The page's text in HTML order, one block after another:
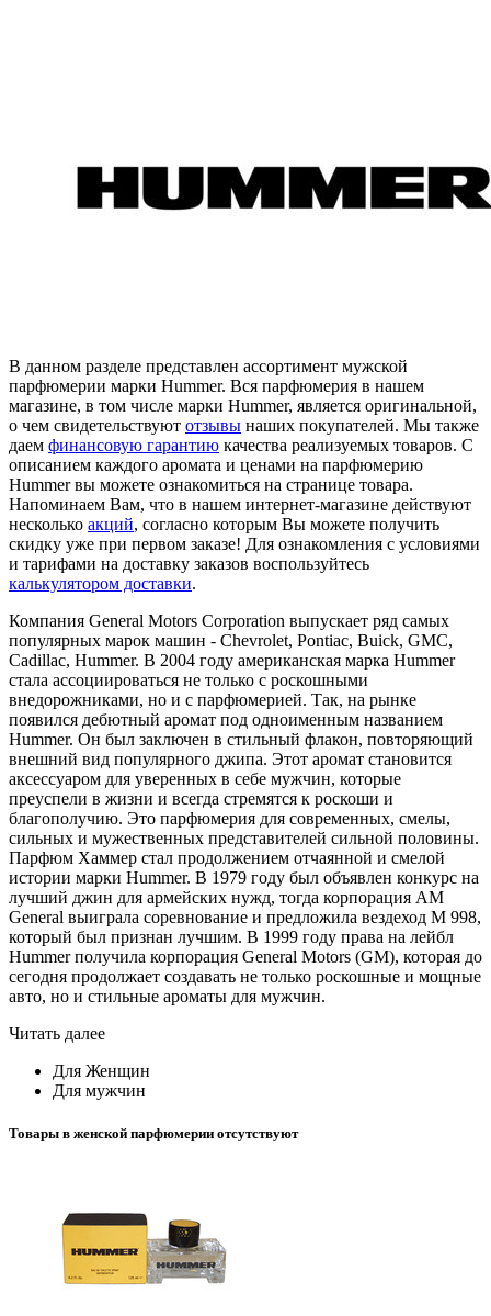
В данном разделе представлен ассортимент мужской
парфюмерии марки Hummer. Вся парфюмерия в нашем
магазине, в том числе марки Hummer, является оригинальной,
о чем свидетельствуют отзывы наших покупателей. Мы также
даем финансовую гарантию качества реализуемых товаров. С
описанием каждого аромата и ценами на парфюмерию
Hummer вы можете ознакомиться на странице товара.
Напоминаем Вам, что в нашем интернет-магазине действуют
несколько акций, согласно которым Вы можете получить
скидку уже при первом заказе! Для ознакомления с условиями
и тарифами на доставку заказов воспользуйтесь
калькулятором доставки.
Компания General Motors Corporation выпускает ряд самых
популярных марок машин - Chevrolet, Pontiac, Buick, GMC,
Cadillac, Hummer. В 2004 году американская марка Hummer
стала ассоциироваться не только с роскошными
внедорожниками, но и с парфюмерией. Так, на рынке
появился дебютный аромат под одноименным названием
Hummer. Он был заключен в стильный флакон, повторяющий
внешний вид популярного джипа. Этот аромат становится
аксессуаром для уверенных в себе мужчин, которые
преуспели в жизни и всегда стремятся к роскоши и
благополучию. Это парфюмерия для современных, смелы,
сильных и мужественных представителей сильной половины.
Парфюм Хаммер стал продолжением отчаянной и смелой
истории марки Hummer. В 1979 году был объявлен конкурс на
лучший джин для армейских нужд, тогда корпорация AM
General выиграла соревнование и предложила вездеход М 998,
который был признан лучшим. В 1999 году права на лейбл
Hummer получила корпорация General Motors (GM), которая до
сегодня продолжает создавать не только роскошные и мощные
авто, но и стильные ароматы для мужчин.
Читать далее
Для Женщин
Для мужчин
Товары в женской парфюмерии отсутствуют